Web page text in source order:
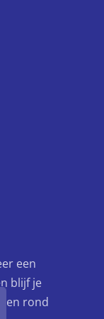
een
blijf je
rond